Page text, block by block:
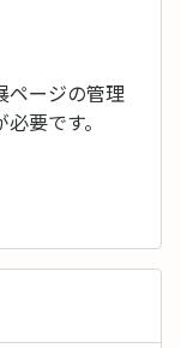
ページの管理
要です。